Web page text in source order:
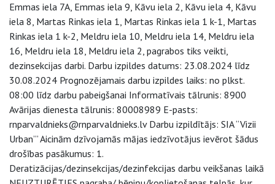
Emmas iela 7A, Emmas iela 9, Kāvu iela 2, Kāvu iela 4, Kāvu
iela 8, Martas Rinkas iela 1, Martas Rinkas iela 1 k-1, Martas
Rinkas iela 1 k-2, Meldru iela 10, Meldru iela 14, Meldru iela
16, Meldru iela 18, Meldru iela 2, pagrabos tiks veikti,
dezinsekcijas darbi. Darbu izpildes datums: 23.08.2024 līdz
30.08.2024 Prognozējamais darbu izpildes laiks: no plkst.
08:00 līdz darbu pabeigšanai Informatīvais tālrunis: 8900
Avārijas dienesta tālrunis: 80008989 E-pasts:
rnparvaldnieks@rnparvaldnieks.lv Darbu izpildītājs: SIA “Vizii
Urban”’ Aicinām dzīvojamās mājas iedzīvotājus ievērot šādus
drošības pasākumus: 1.
Deratizācijas/dezinsekcijas/dezinfekcijas darbu veikšanas laikā